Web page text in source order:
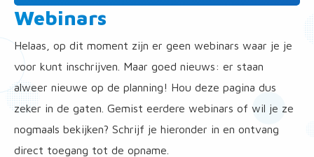
Webinars
Helaas, op dit moment zijn er geen webinars waar je je
voor kunt inschrijven. Maar goed nieuws: er staan
alweer nieuwe op de planning! Hou deze pagina dus
zeker in de gaten. Gemist eerdere webinars of wil je ze
nogmaals bekijken? Schrijf je hieronder in en ontvang
direct toegang tot de opname.